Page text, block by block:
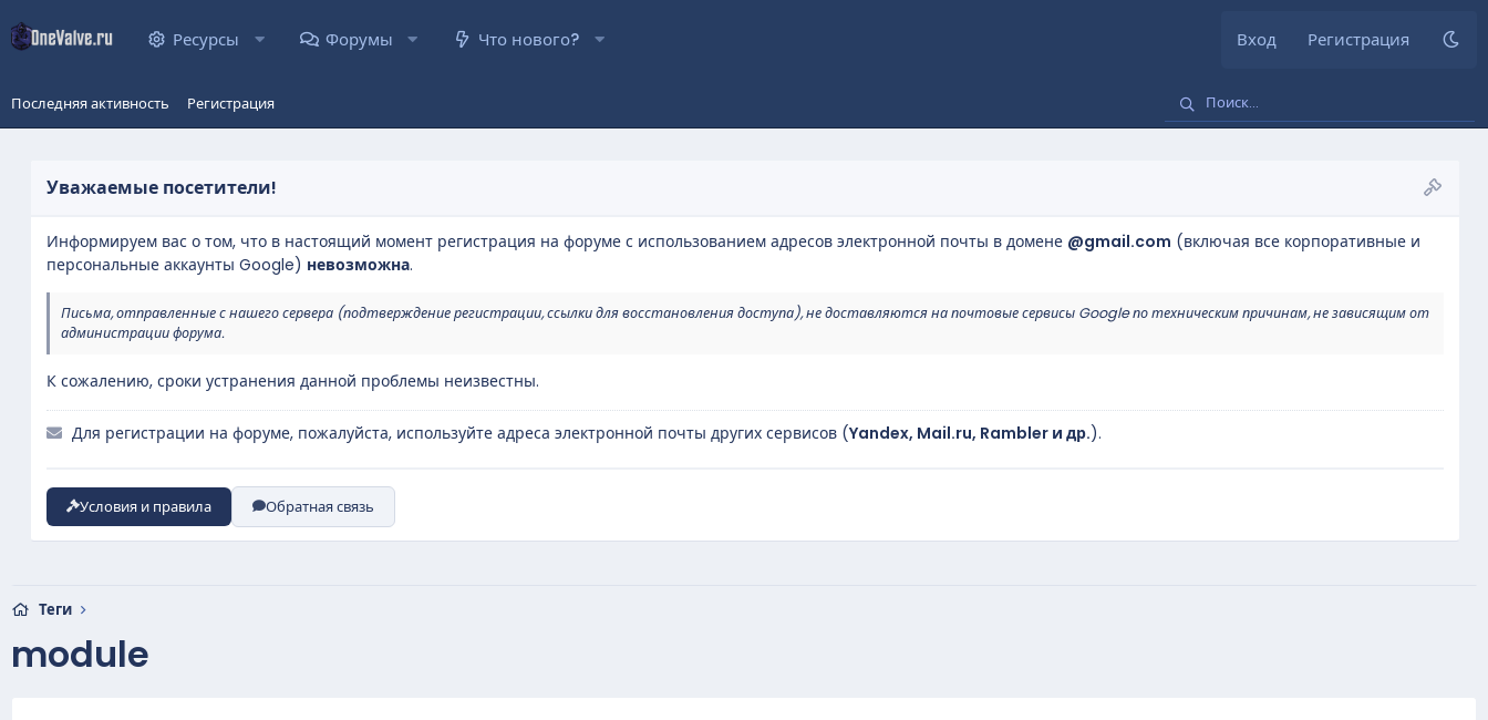
Ресурсы Форумы Что нового? Вход Регистрация
Последняя активность Регистрация
Уважаемые посетители!
Информируем вас о том, что в настоящий момент регистрация на форуме с использованием адресов электронной почты в домене @gmail.com (включая все корпоративные и
персональные аккаунты Google) невозможна.
Письма, отправленные с нашего сервера (подтверждение регистрации, ссылки для восстановления доступа), не доставляются на почтовые сервисы Google по техническим причинам, не зависящим от
администрации форума.
К сожалению, сроки устранения данной проблемы неизвестны.
Для регистрации на форуме, пожалуйста, используйте адреса электронной почты других сервисов (Yandex, Mail.ru, Rambler и др.).
Условия и правила Обратная связь
Теги
module